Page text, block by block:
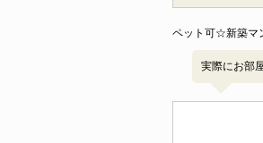
ペット可☆新築マ
実際にお部